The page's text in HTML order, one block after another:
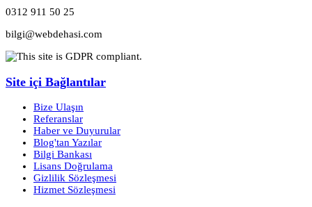
0312 911 50 25
bilgi@webdehasi.com
Site içi Bağlantılar
Bize Ulaşın
Referanslar
Haber ve Duyurular
Blog'tan Yazılar
Bilgi Bankası
Lisans Doğrulama
Gizlilik Sözleşmesi
Hizmet Sözleşmesi